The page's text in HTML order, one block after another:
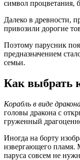
символ процветания,
Далеко в древности,
привозили дорогие
Поэтому парусник
предназначением
семьи.
Как выбрать
Корабль в виде
головы дракона с
груженный
Иногда на борту
извергающего пламя.
паруса совсем не